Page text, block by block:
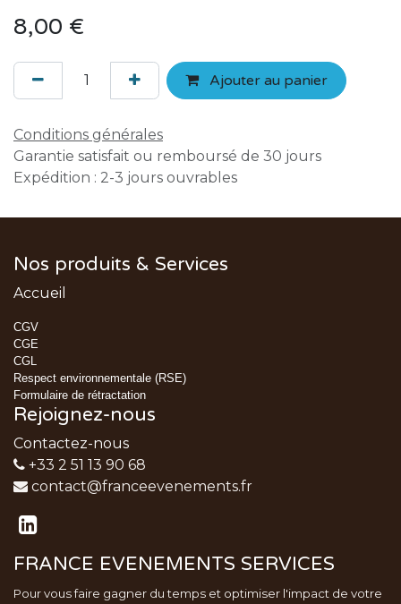
8,00 €
Ajouter au panier
Conditions générales
Garantie satisfait ou remboursé de 30 jours
Expédition : 2-3 jours ouvrables
Nos produits & Services
Accueil
CGV
CGE
CGL
Respect environnementale (RSE)
Formulaire de rétractation
Rejoignez-nous
Contactez-nous
+33 2 51 13 90 68
contact@franceevenements.fr
FRANCE EVENEMENTS SERVICES
Pour vous faire gagner du temps et optimiser l'impact de votre